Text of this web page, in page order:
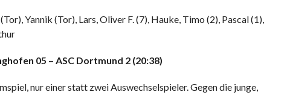
Yannik (Tor), Lars, Oliver F. (7), Hauke, Timo (2), Pascal (1),
05 – ASC Dortmund 2 (20:38)
nur einer statt zwei Auswechselspieler. Gegen die junge,